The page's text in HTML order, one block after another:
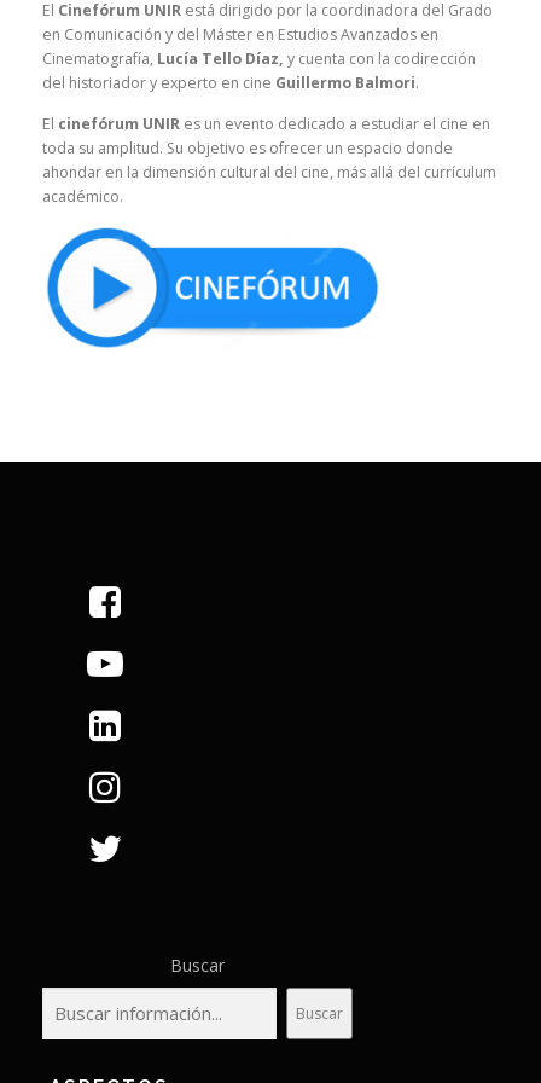
El Cinefórum UNIR está dirigido por la coordinadora del Grado
en Comunicación y del Máster en Estudios Avanzados en
Cinematografía, Lucía Tello Díaz, y cuenta con la codirección
del historiador y experto en cine Guillermo Balmori.
El cinefórum UNIR es un evento dedicado a estudiar el cine en
toda su amplitud. Su objetivo es ofrecer un espacio donde
ahondar en la dimensión cultural del cine, más allá del currículum
académico.
Buscar
Buscar